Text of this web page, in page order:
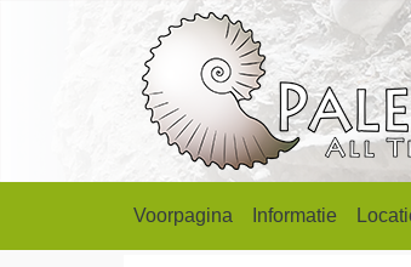
Voorpagina Informatie